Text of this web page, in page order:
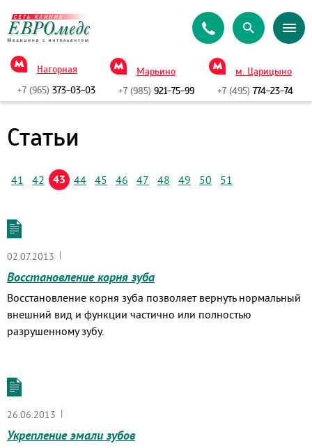
Нагорная
+7 (965) 373-03-03
Марьино
+7 (985)921-75-99
м. Царицыно
+7 (495) 774-23-74
Статьи
41 42 43 44 45 46 47 48 49 50 51
02.07.2013 |
Восстановление корня зуба
Восстановление корня зуба позволяет вернуть нормальный
внешний вид и функции частично или полностью
разрушенному зубу.
26.06.2013 |
Укрепление эмали зубов